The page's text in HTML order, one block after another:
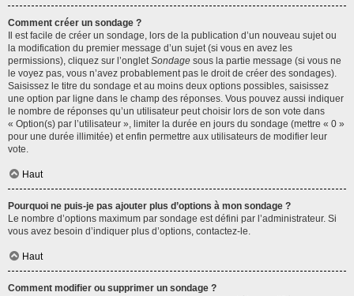
Comment créer un sondage ?
Il est facile de créer un sondage, lors de la publication d’un nouveau sujet ou
la modification du premier message d’un sujet (si vous en avez les
permissions), cliquez sur l’ongletSondage sous la partie message (si vous ne
le voyez pas, vous n’avez probablement pas le droit de créer des sondages).
Saisissez le titre du sondage et au moins deux options possibles, saisissez
une option par ligne dans le champ des réponses. Vous pouvez aussi indiquer
le nombre de réponses qu’un utilisateur peut choisir lors de son vote dans
« Option(s) par l’utilisateur », limiter la durée en jours du sondage (mettre « 0 »
pour une durée illimitée) et enfin permettre aux utilisateurs de modifier leur
vote.
Haut
Pourquoi ne puis-je pas ajouter plus d’options à mon sondage ?
Le nombre d’options maximum par sondage est défini par l’administrateur. Si
vous avez besoin d’indiquer plus d’options, contactez-le.
Haut
Comment modifier ou supprimer un sondage ?